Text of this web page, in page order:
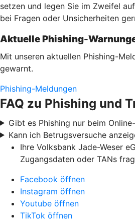
setzen und legen Sie im Zweifel
bei Fragen oder Unsicherheiten
Aktuelle Phishing-
Mit unseren aktuellen Phishing-
gewarnt.
Phishing-Meldungen
FAQ zu Phishing und
Gibt es Phishing nur beim
Kann ich Betrugsversuche
Ihre Volksbank Jade-Weser
Zugangsdaten oder TANs
Facebook öffnen
Instagram öffnen
Youtube öffnen
TikTok öffnen